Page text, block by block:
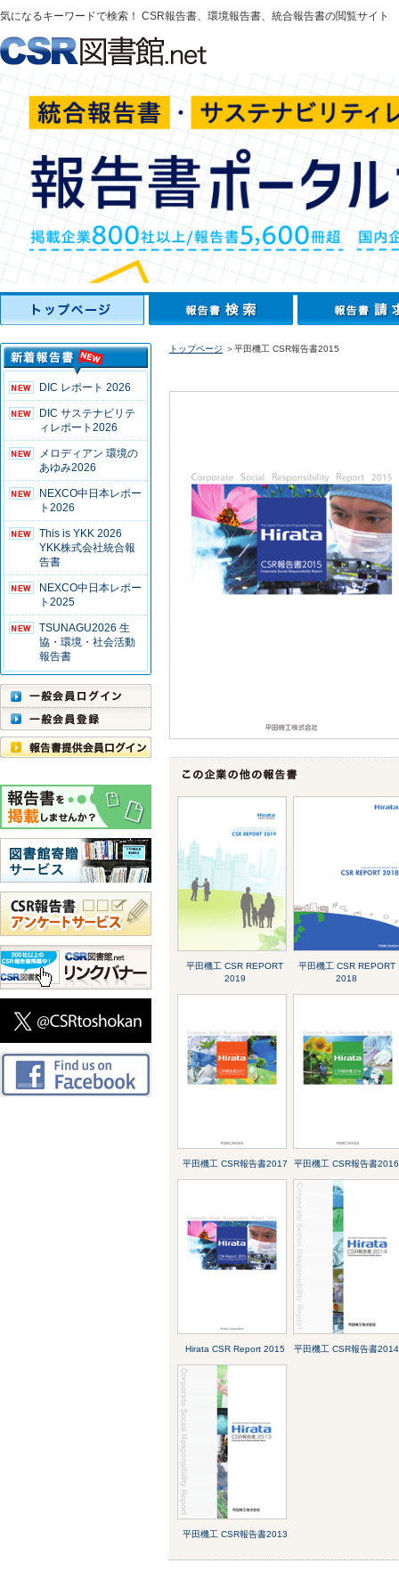
気になるキーワードで検索！ CSR報告書、環境報告書、統合報告書の閲覧サイト
DIC レポート 2026
DIC サステナビリテ
ィレポート2026
メロディアン 環境の
あゆみ2026
NEXCO中日本レポー
ト2026
This is YKK 2026
YKK株式会社統合報
告書
NEXCO中日本レポー
ト2025
TSUNAGU2026 生
協・環境・社会活動
報告書
トップページ ＞平田機工 CSR報告書2015
平田機工 CSR REPORT
2019
平田機工 CSR REPORT
2018
平田機工 CSR報告書2017 平田機工 CSR報告書2016
Hirata CSR Report 2015 平田機工 CSR報告書2014
平田機工 CSR報告書2013